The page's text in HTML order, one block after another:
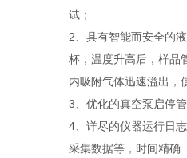
试；
2、具有智能而安全的
杯，温度升高后，样品
内吸附气体迅速溢出，
3、优化的真空泵启停
4、详尽的仪器运行日
采集数据等，时间精确